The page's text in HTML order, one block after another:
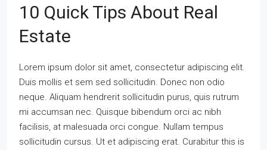
10 Quick Tips About Real
Estate
Lorem ipsum dolor sit amet, consectetur adipiscing elit.
Duis mollis et sem sed sollicitudin. Donec non odio
neque. Aliquam hendrerit sollicitudin purus, quis rutrum
mi accumsan nec. Quisque bibendum orci ac nibh
facilisis, at malesuada orci congue. Nullam tempus
sollicitudin cursus. Ut et adipiscing erat. Curabitur this is